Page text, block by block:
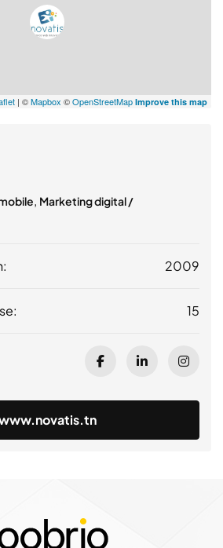
| ©Mapbox ©OpenStreetMap Improve this map
, Marketing digital /
2009
15